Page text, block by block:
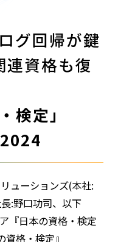
グ回帰が鍵
連資格も復
検定」
ューションズ(本社:
:野口功司、以下
『日本の資格・検定
格・検定』